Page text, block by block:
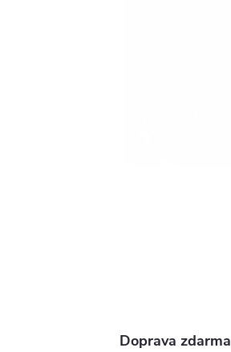
Doprava zdarma